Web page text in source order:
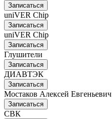
Записаться
uniVER Chip
Записаться
uniVER Chip
Записаться
Глушители
Записаться
ДИАВТЭК
Записаться
Мостаков Алексей Евгеньевич
Записаться
СВК